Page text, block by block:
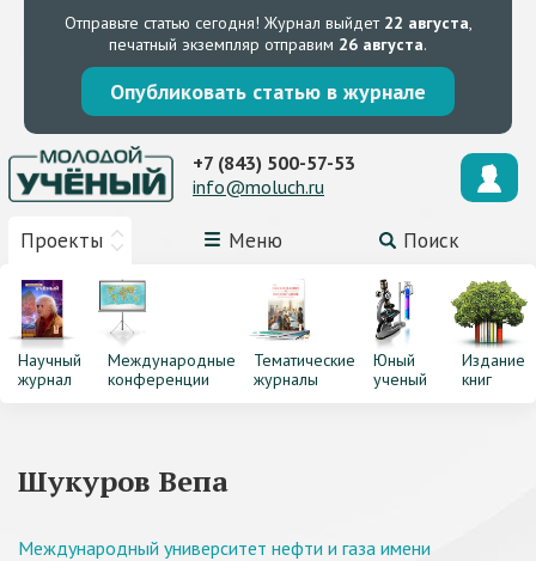
Отправьте статью сегодня! Журнал выйдет 22 августа,
печатный экземпляр отправим 26 августа.
Опубликовать статью в журнале
Проекты Меню Поиск
+7 (843) 500-57-53
info@moluch.ru
Научный
журнал
Международные
конференции
Тематические
журналы
Юный
ученый
Издание
книг
Шукуров Вепа
Международный университет нефти и газа имени